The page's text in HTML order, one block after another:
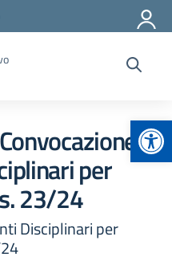
per
23/24
Disciplinari per